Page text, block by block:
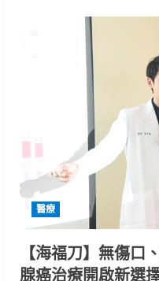
醫療
【海福刀】無傷口
腺癌治療開啟新選